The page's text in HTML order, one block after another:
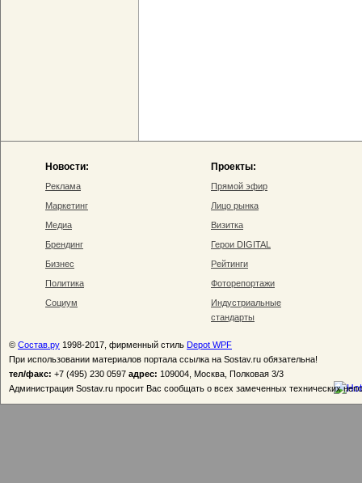
Новости:
Реклама
Маркетинг
Медиа
Брендинг
Бизнес
Политика
Социум
Проекты:
Прямой эфир
Лицо рынка
Визитка
Герои DIGITAL
Рейтинги
Фоторепортажи
Индустриальные
стандарты
© Состав.ру 1998-2017, фирменный стиль Depot WPF
При использовании материалов портала ссылка на Sostav.ru обязательна!
тел/факс: +7 (495) 230 0597 адрес: 109004, Москва, Полковая 3/3
Администрация Sostav.ru просит Вас сообщать о всех замеченных технических